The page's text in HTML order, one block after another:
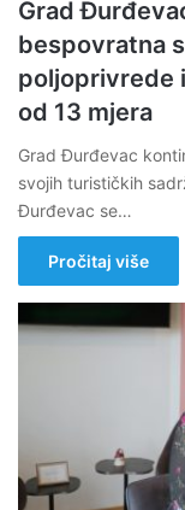
Grad
bespovratna
poljoprivrede
od 13 mjera
Grad Đurđevac
svojih turističkih
Đurđevac se…
Pročitaj više